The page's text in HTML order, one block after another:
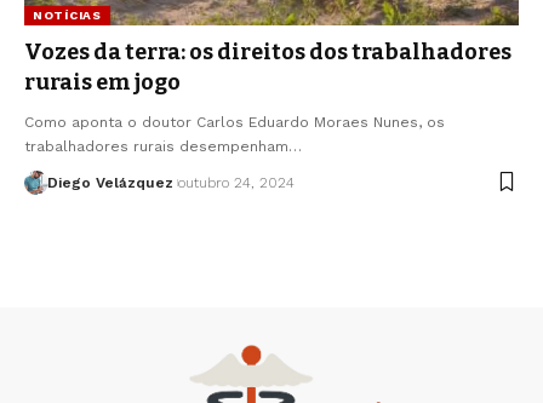
NOTÍCIAS
Vozes da terra: os direitos dos trabalhadores
rurais em jogo
Como aponta o doutor Carlos Eduardo Moraes Nunes, os
trabalhadores rurais desempenham…
Diego Velázquez outubro 24, 2024